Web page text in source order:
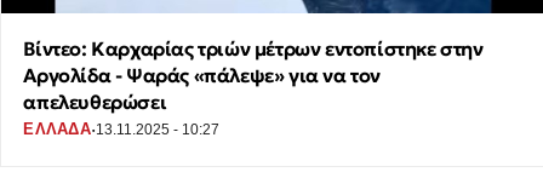
Βίντεο: Καρχαρίας τριών μέτρων εντοπίστηκε στην
Αργολίδα - Ψαράς «πάλεψε» για να τον
απελευθερώσει
ΕΛΛΑΔΑ·13.11.2025 - 10:27